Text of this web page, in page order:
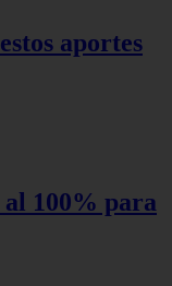
aportes
al 100% para